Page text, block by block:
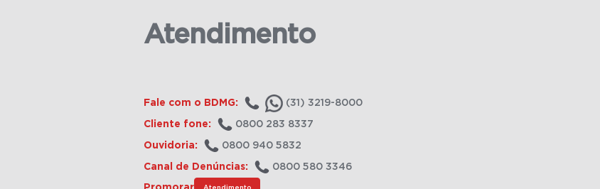
Atendimento
Fale com o BDMG: (31) 3219-8000
Cliente fone: 0800 283 8337
Ouvidoria: 0800 940 5832
Canal de Denúncias: 0800 580 3346
Atendimento